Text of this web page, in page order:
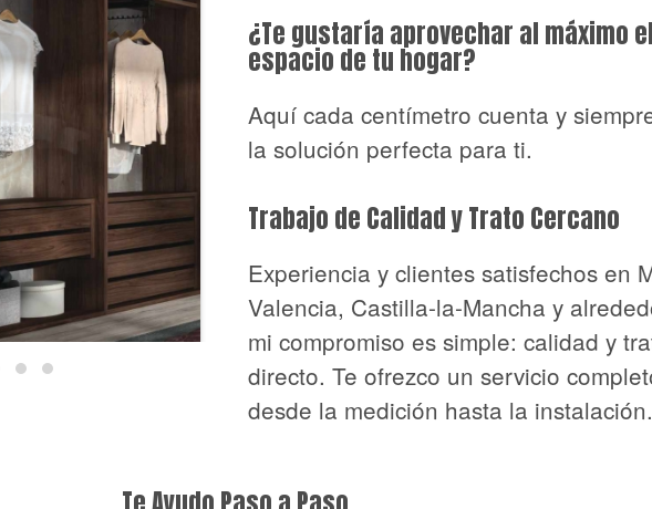
¿Te gustaría aprovechar al máximo el
espacio de tu hogar?
Aquí cada centímetro cuenta y
la solución perfecta para ti.
Trabajo de Calidad y Trato Cercano
Experiencia y clientes satisfechos en
Valencia, Castilla-la-Mancha y
mi compromiso es simple: calidad y
directo. Te ofrezco un servicio
desde la medición hasta la instalación.